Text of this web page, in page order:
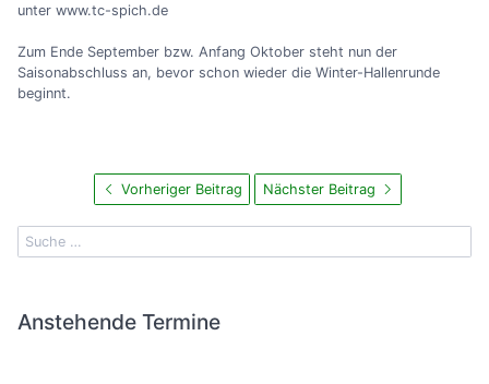
unter www.tc-spich.de
Zum Ende September bzw. Anfang Oktober steht nun der
Saisonabschluss an, bevor schon wieder die Winter-Hallenrunde
beginnt.
Vorheriger Beitrag Nächster Beitrag
Anstehende Termine